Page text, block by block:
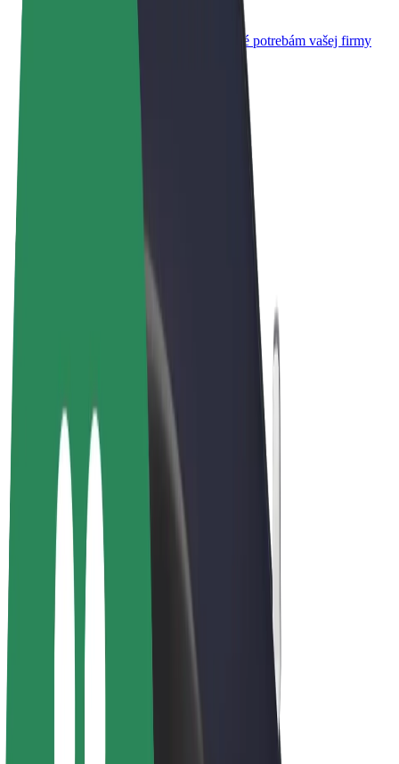
Produkty a služby Bolt prispôsobené potrebám vašej firmy
Bolt Food
Bolt Drive
Bolt for Business
E-bicykle
Bolt Plus
Zarábajte s Boltom
Vodiči
Zárobky partnerských vodičov